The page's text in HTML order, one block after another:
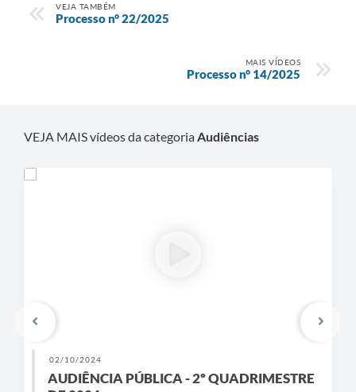
VEJA TAMBÉM
Processo n° 22/2025
MAIS VÍDEOS
Processo n° 14/2025
VEJA MAIS vídeos da categoria Audiências
02/10/2024
AUDIÊNCIA PÚBLICA - 2º QUADRIMESTRE